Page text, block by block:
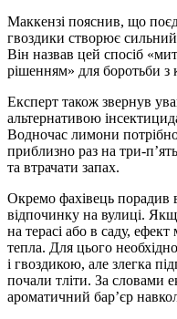
Маккензі пояснив, що
гвоздики створює
Він назвав цей спосіб
рішенням» для боротьби з
Експерт також звернув
альтернативою
Водночас лимони
приблизно раз на три-
та втрачати запах.
Окремо фахівець порадив
відпочинку на вулиці.
на терасі або в саду,
тепла. Для цього
і гвоздикою, але злегка
почали тліти. За словами
ароматичний бар’єр